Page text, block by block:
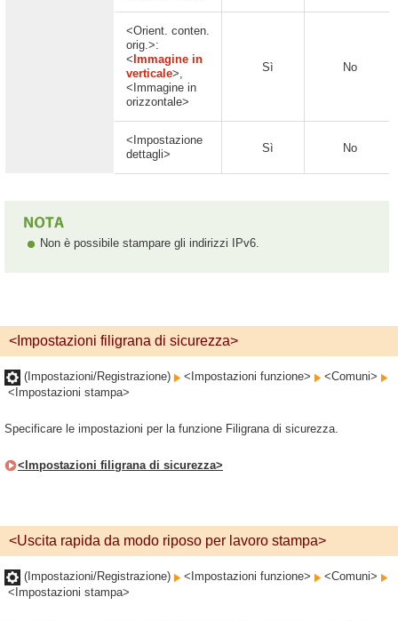
<Orient. conten.
orig.>:
< Immagine in
verticale>,
<Immagine in
orizzontale>
Sì No
<Impostazione
dettagli>
Sì No
Non è possibile stampare gli indirizzi IPv6.
<Impostazioni filigrana di sicurezza>
(Impostazioni/Registrazione) <Impostazioni funzione>
<Comuni>
<Impostazioni stampa>
Specificare le impostazioni per la funzione Filigrana di sicurezza.
<Impostazioni filigrana di sicurezza>
<Uscita rapida da modo riposo per lavoro stampa>
(Impostazioni/Registrazione) <Impostazioni funzione>
<Comuni>
<Impostazioni stampa>